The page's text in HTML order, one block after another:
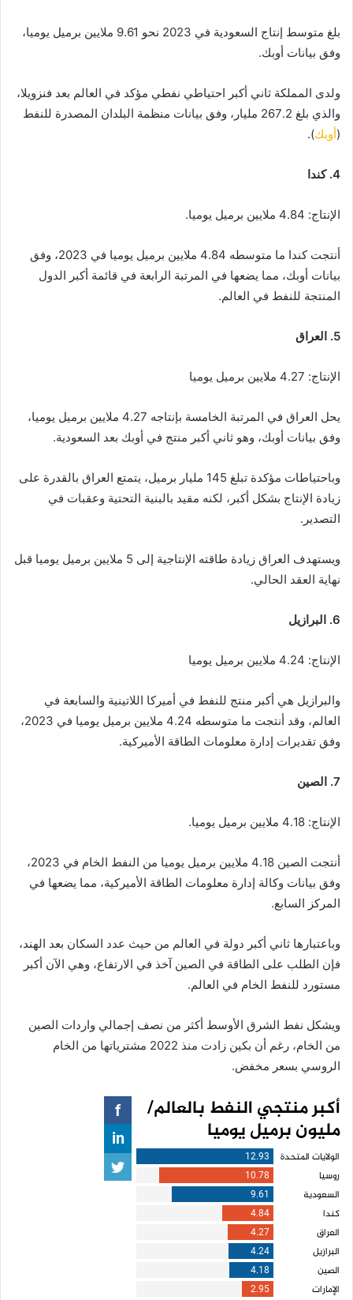
بلغ متوسط إنتاج السعودية في 2023 نحو 9.61 ملايين برميل يوميا،
وفق بيانات أوبك.
ولدى المملكة ثاني أكبر احتياطي نفطي مؤكد في العالم بعد فنزويلا،
والذي بلغ 267.2 مليار، وفق بيانات منظمة البلدان المصدرة للنفط
(أوبك).
4. كندا
الإنتاج: 4.84 ملايين برميل يوميا.
أنتجت كندا ما متوسطه 4.84 ملايين برميل يوميا في 2023، وفق
بيانات أوبك، مما يضعها في المرتبة الرابعة في قائمة أكبر الدول
المنتجة للنفط في العالم.
5. العراق
الإنتاج: 4.27 ملايين برميل يوميا
يحل العراق في المرتبة الخامسة بإنتاجه 4.27 ملايين برميل يوميا،
وفق بيانات أوبك، وهو ثاني أكبر منتج في أوبك بعد السعودية.
وباحتياطات مؤكدة تبلغ 145 مليار برميل، يتمتع العراق بالقدرة على
زيادة الإنتاج بشكل أكبر، لكنه مقيد بالبنية التحتية وعقبات في
التصدير.
ويستهدف العراق زيادة طاقته الإنتاجية إلى 5 ملايين برميل يوميا قبل
نهاية العقد الحالي.
6. البرازيل
الإنتاج: 4.24 ملايين برميل يوميا
والبرازيل هي أكبر منتج للنفط في أميركا اللاتينية والسابعة في
العالم، وقد أنتجت ما متوسطه 4.24 ملايين برميل يوميا في 2023،
وفق تقديرات إدارة معلومات الطاقة الأميركية.
7. الصين
الإنتاج: 4.18 ملايين برميل يوميا.
أنتجت الصين 4.18 ملايين برميل يوميا من النفط الخام في 2023،
وفق بيانات وكالة إدارة معلومات الطاقة الأميركية، مما يضعها في
المركز السابع.
وباعتبارها ثاني أكبر دولة في العالم من حيث عدد السكان بعد الهند،
فإن الطلب على الطاقة في الصين آخذ في الارتفاع، وهي الآن أكبر
مستورد للنفط الخام في العالم.
ويشكل نفط الشرق الأوسط أكثر من نصف إجمالي واردات الصين
من الخام، رغم أن بكين زادت منذ 2022 مشترياتها من الخام
الروسي بسعر مخفض.